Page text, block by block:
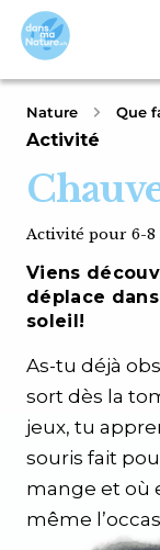
Nature Que
Activité
Activité pour 6-8
Viens
déplace
soleil!
As-tu déjà
sort dès la
jeux, tu
souris fait
mange et où
même